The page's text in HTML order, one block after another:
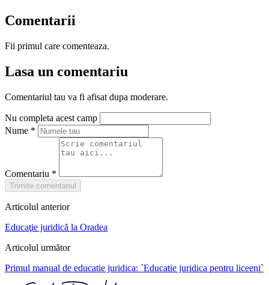
Comentarii
Fii primul care comenteaza.
Lasa un comentariu
Comentariul tau va fi afisat dupa moderare.
Nu completa acest camp
Nume *
Comentariu *
Trimite comentariul
Articolul anterior
Educaţie juridică la Oradea
Articolul următor
Primul manual de educatie juridica: `Educatie juridica pentru liceeni`